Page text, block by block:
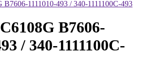
B7606-
/ 340-1111100C-